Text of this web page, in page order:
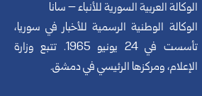
الوكالة العربية السورية للأنباء – سانا
الوكالة الوطنية الرسمية للأخبار في سوريا،
تأسست في 24 يونيو 1965. تتبع وزارة
الإعلام، ومركزها الرئيسي في دمشق.